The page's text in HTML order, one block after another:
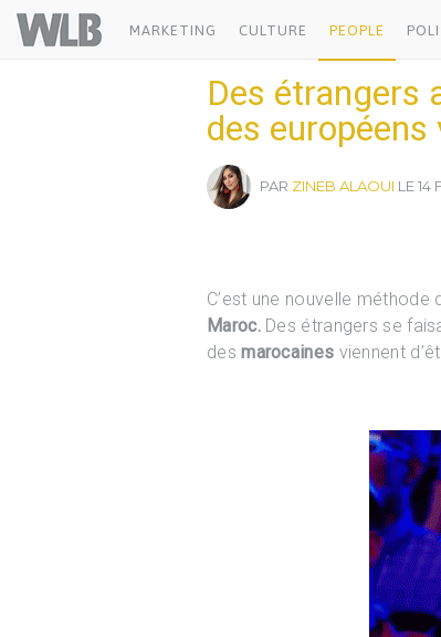
Welovebuzz
MARKETING CULTURE PEOPLE
Des étrangers
des
PAR ZINEB ALAOUI LE 14
C’est une nouvelle
Maroc.Des étrangers se
desmarocaines viennent